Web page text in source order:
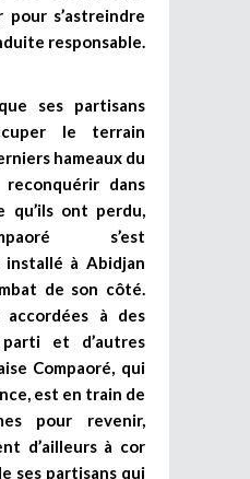
pour s’astreindre
responsable.
ses partisans
le terrain
hameaux du
dans
qu’ils ont perdu,
s’est
à Abidjan
de son côté.
accordées à des
et d’autres
Compaoré, qui
est en train de
pour revenir,
d’ailleurs à cor
ses partisans qui